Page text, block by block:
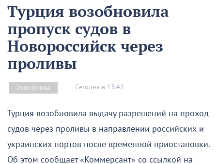
Турция возобновила
пропуск судов в
Новороссийск через
проливы
Экономика Сегодня в 13:42
Турция возобновила выдачу разрешений на проход
судов через проливы в направлении российских и
украинских портов после временной приостановки.
Об этом сообщает «Коммерсант» со ссылкой на